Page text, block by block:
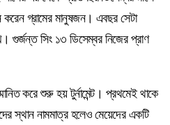
গ্রামের মানুষজন। এবছর সেটা
গুর্জন্ত সিং ১৩ ডিসেম্বর নিজের প্রাণ
করে শুরু হয় টুর্নামেন্ট। প্রথমেই থাকে
স্থান নামমাত্র হলেও মেয়েদের একটি